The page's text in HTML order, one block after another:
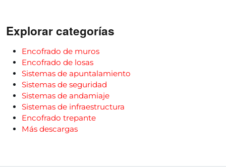
Explorar categorías
Encofrado de muros
Encofrado de losas
Sistemas de apuntalamiento
Sistemas de seguridad
Sistemas de andamiaje
Sistemas de infraestructura
Encofrado trepante
Más descargas